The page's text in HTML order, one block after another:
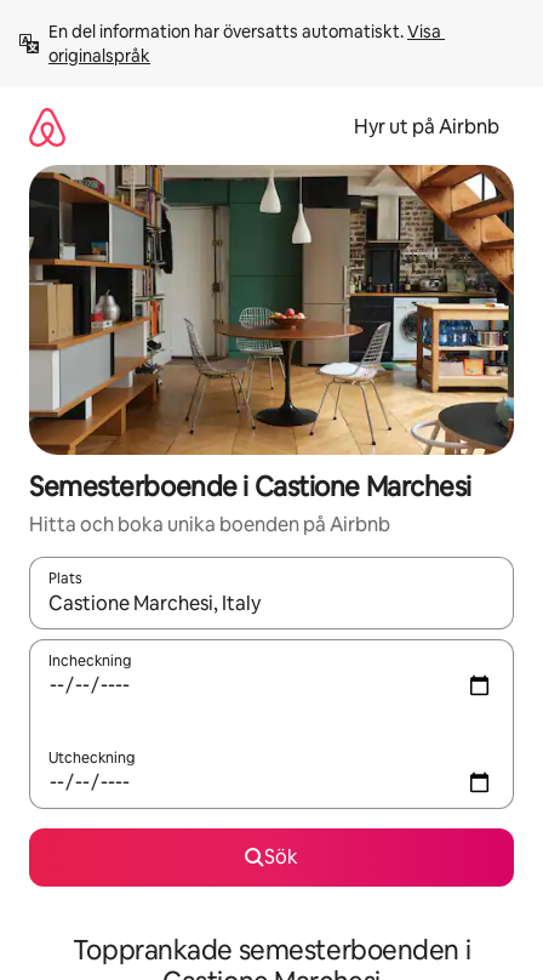
innehåll
En del information har översatts automatiskt. Visa
originalspråk
Hyr ut på Airbnb
Semesterboende i Castione Marchesi
Hitta och boka unika boenden på Airbnb
Plats
När resultaten är tillgängliga kan du navigera med upp- och
Incheckning
Utcheckning
Sök
Topprankade semesterboenden i